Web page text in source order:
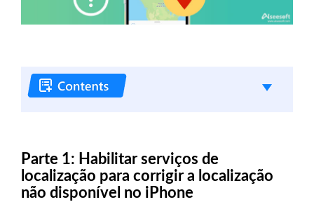
Parte 1: Habilitar serviços de
localização para corrigir a localização
não disponível no iPhone